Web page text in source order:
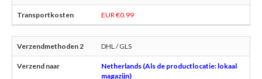
EUR €0.99
DHL / GLS
Netherlands (Als de productlocatie: lokaal
magazijn)